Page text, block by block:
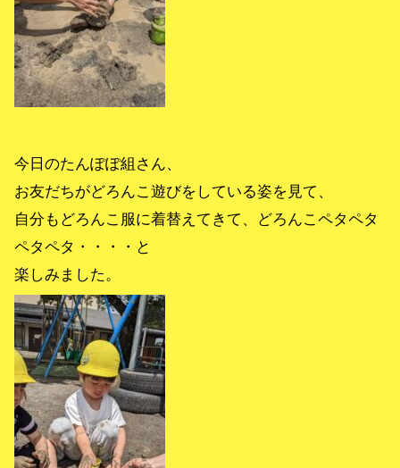
今日のたんぽぽ組さん、
お友だちがどろんこ遊びをしている姿を見て、
自分もどろんこ服に着替えてきて、どろんこペタペタ
ペタペタ・・・・と
楽しみました。